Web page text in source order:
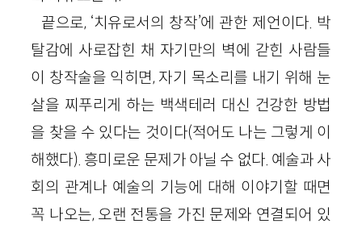
끝으로, ‘치유로서의 창작’에 관한 제언이다. 박
탈감에 사로잡힌 채 자기만의 벽에 갇힌 사람들
이 창작술을 익히면, 자기 목소리를 내기 위해 눈
살을 찌푸리게 하는 백색테러 대신 건강한 방법
을 찾을 수 있다는 것이다(적어도 나는 그렇게 이
해했다). 흥미로운 문제가 아닐 수 없다. 예술과 사
회의 관계나 예술의 기능에 대해 이야기할 때면
꼭 나오는, 오랜 전통을 가진 문제와 연결되어 있